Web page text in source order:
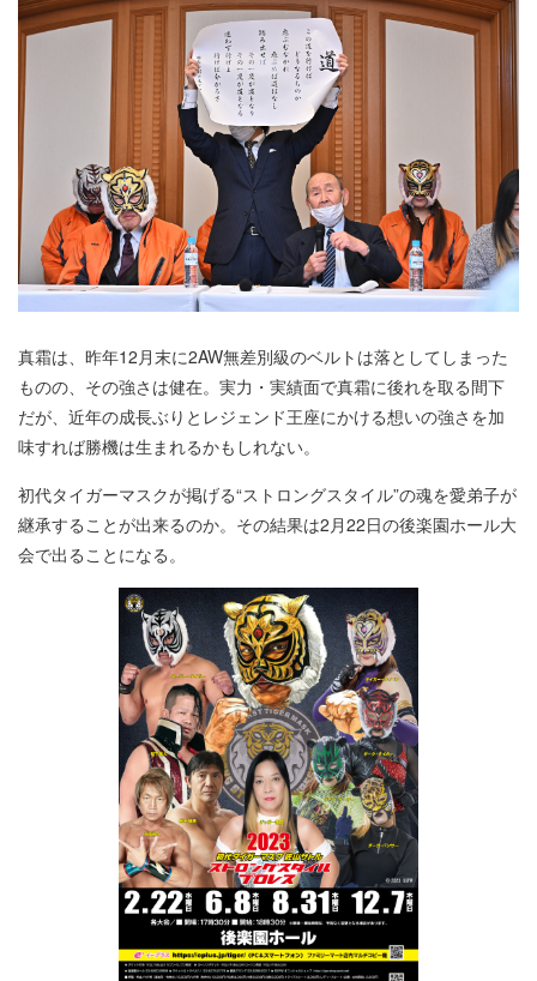
真霜は、昨年12月末に2AW無差別級のベルトは落としてしまった
ものの、その強さは健在。実力・実績面で真霜に後れを取る間下
だが、近年の成長ぶりとレジェンド王座にかける想いの強さを加
味すれば勝機は生まれるかもしれない。
初代タイガーマスクが掲げる“ストロングスタイル”の魂を愛弟子が
継承することが出来るのか。その結果は2月22日の後楽園ホール大
会で出ることになる。